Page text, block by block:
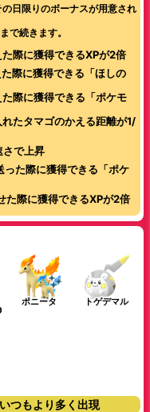
日限りのボーナスが用意され
で続きます。
際に獲得できるXPが2倍
際に獲得できる「ほしの
際に獲得できる「ポケモ
たタマゴのかえる距離が1/
さで上昇
った際に獲得できる「ポケ
た際に獲得できるXPが2倍
ポニータ トゲデマル
つもより多く出現